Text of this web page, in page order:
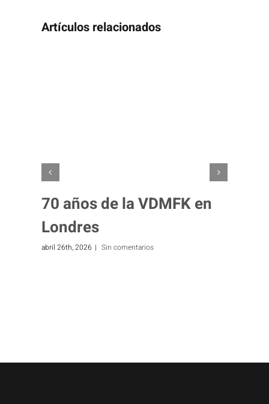
Artículos relacionados
70 años de la VDMFK en
Londres
abril 26th, 2026 | Sin comentarios